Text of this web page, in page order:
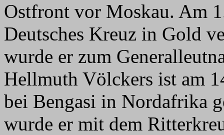
Ostfront vor Moskau. Am
Deutsches Kreuz in Gold
wurde er zum
Hellmuth Völckers ist am
bei Bengasi in Nordafrika
wurde er mit dem